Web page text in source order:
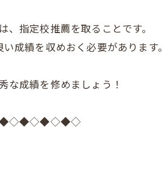
指定校推薦を取ることです。
成績を収めおく必要があります。
な成績を修めましょう！